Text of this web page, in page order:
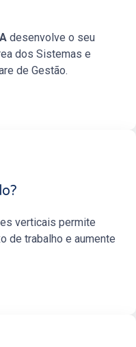
desenvolve o seu
dos Sistemas e
de Gestão.
verticais permite
de trabalho e aumente